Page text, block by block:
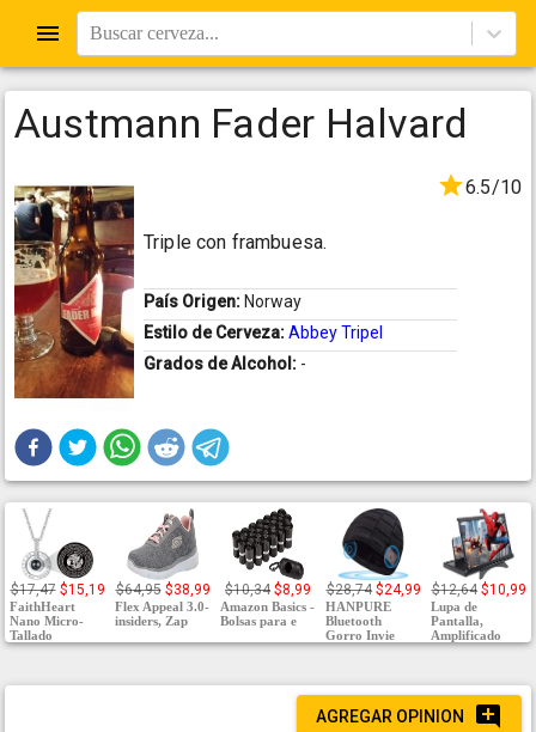
Buscar cerveza...
Austmann Fader Halvard
6.5/10
Triple con frambuesa.
País Origen: Norway
Estilo de Cerveza:Abbey Tripel
Grados de Alcohol: -
$17,47 $15,19
FaithHeart
Nano Micro-
Tallado
$64,95 $38,99
Flex Appeal 3.0-
insiders, Zap
$10,34 $8,99
Amazon Basics -
Bolsas para e
$28,74 $24,99
HANPURE
Bluetooth
Gorro Invie
$12,64 $10,99
Lupa de
Pantalla,
Amplificado
AGREGAR OPINION